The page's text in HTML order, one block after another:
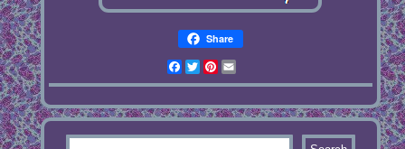
Share
Facebook
TwitterPinterest